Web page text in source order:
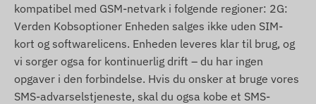
kompatibel med GSM-netvark i folgende regioner: 2G:
Verden Kobsoptioner Enheden salges ikke uden SIM-
kort og softwarelicens. Enheden leveres klar til brug, og
vi sorger ogsa for kontinuerlig drift – du har ingen
opgaver i den forbindelse. Hvis du onsker at bruge vores
SMS-advarselstjeneste, skal du ogsa kobe et SMS-